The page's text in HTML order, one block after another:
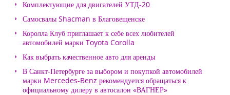
Комплектующие для двигателей УТД-20
Самосвалы Shacman в Благовещенске
Королла Клуб приглашает к себе всех любителей
автомобилей марки Toyota Corolla
Как выбрать качественное авто для аренды
В Санкт-Петербурге за выбором и покупкой автомобилей
марки Mercedes-Benz рекомендуется обращаться к
официальному дилеру в автосалон «ВАГНЕР»